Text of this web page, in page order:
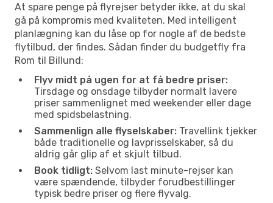
At spare penge på flyrejser betyder ikke, at du skal
gå på kompromis med kvaliteten. Med intelligent
planlægning kan du låse op for nogle af de bedste
flytilbud, der findes. Sådan finder du budgetfly fra
Rom til Billund:
Flyv midt på ugen for at få bedre priser:
Tirsdage og onsdage tilbyder normalt lavere
priser sammenlignet med weekender eller dage
med spidsbelastning.
Sammenlign alle flyselskaber: Travellink tjekker
både traditionelle og lavprisselskaber, så du
aldrig går glip af et skjult tilbud.
Book tidligt: Selvom last minute-rejser kan
være spændende, tilbyder forudbestillinger
typisk bedre priser og flere flyvalg.